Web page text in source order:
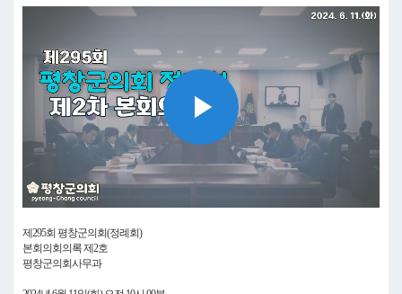
Play
Video
제295회 평창군의회(정례회)
본회의회의록 제2호
평창군의회사무과